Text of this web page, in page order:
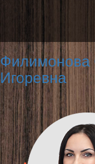
Филимонова
Игоревна